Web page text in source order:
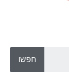
חפשו